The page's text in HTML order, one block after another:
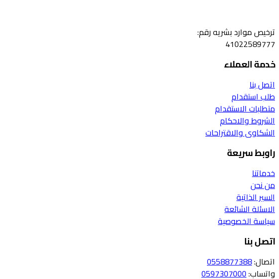
ترخيص موارد بشريه رقم:
41022589777
خدمة العملاء
اتصل بنا
طلب استقدام
متطلبات الاستقدام
الشروط والاحكام
الشكاوى والاقتراحات
راوبط سريعة
خدماتنا
من نحن
السير الذاتية
الاسئلة الشائعة
سياسة الخصوصية
اتصل بنا
اتصال:0558877388
واتساب:0597307000